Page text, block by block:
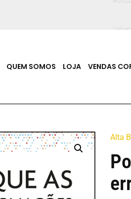
QUEM SOMOS LOJA VENDAS
Alta